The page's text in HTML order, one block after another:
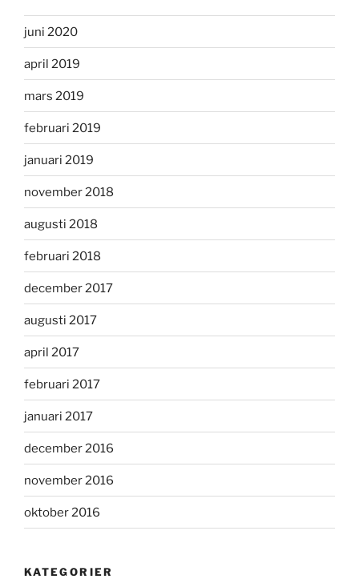
juni 2020
april 2019
mars 2019
februari 2019
januari 2019
november 2018
augusti 2018
februari 2018
december 2017
augusti 2017
april 2017
februari 2017
januari 2017
december 2016
november 2016
oktober 2016
KATEGORIER